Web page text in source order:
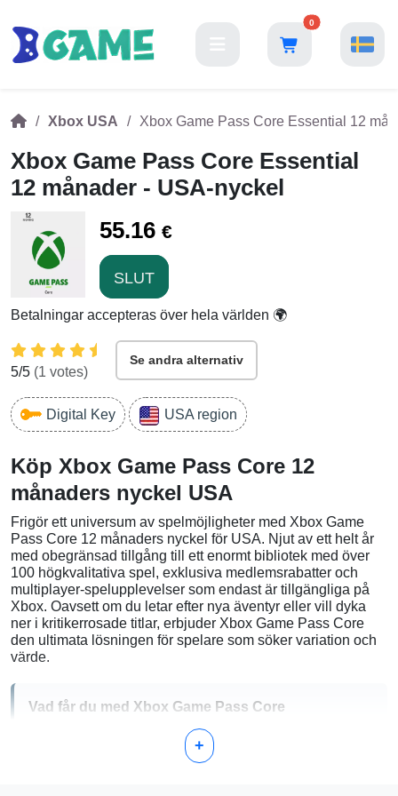
0
Xbox USA Xbox Game Pass Core Essential 12
Xbox Game Pass Core Essential
12 månader - USA-nyckel
55.16 €
SLUT
Betalningar accepteras över hela världen 🌍
5/5 (1 votes)
Se andra alternativ
Digital Key USA region
Köp Xbox Game Pass Core 12
månaders nyckel USA
Frigör ett universum av spelmöjligheter med Xbox Game
Pass Core 12 månaders nyckel för USA. Njut av ett helt år
med obegränsad tillgång till ett enormt bibliotek med över
100 högkvalitativa spel, exklusiva medlemsrabatter och
multiplayer-spelupplevelser som endast är tillgängliga på
Xbox. Oavsett om du letar efter nya äventyr eller vill dyka
ner i kritikerrosade titlar, erbjuder Xbox Game Pass Core
den ultimata lösningen för spelare som söker variation och
värde.
Vad får du med Xbox Game Pass Core
Tillgång till ett kuraterat bibliotek med över 100
högkvalitativa konsolspel
+